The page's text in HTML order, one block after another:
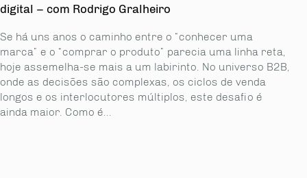
digital – com Rodrigo Gralheiro
Se há uns anos o caminho entre o “conhecer uma
marca” e o “comprar o produto” parecia uma linha reta,
hoje assemelha-se mais a um labirinto. No universo B2B,
onde as decisões são complexas, os ciclos de venda
longos e os interlocutores múltiplos, este desafio é
ainda maior. Como é...